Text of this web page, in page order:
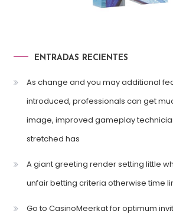
ENTRADAS RECIENTES
As change and you may additional
introduced, professionals can get
image, improved gameplay
stretched has
A giant greeting render setting little
unfair betting criteria otherwise time
Go to CasinoMeerkat for optimum